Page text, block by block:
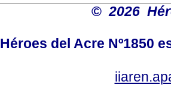
©2026
Héroes del Acre Nº1850